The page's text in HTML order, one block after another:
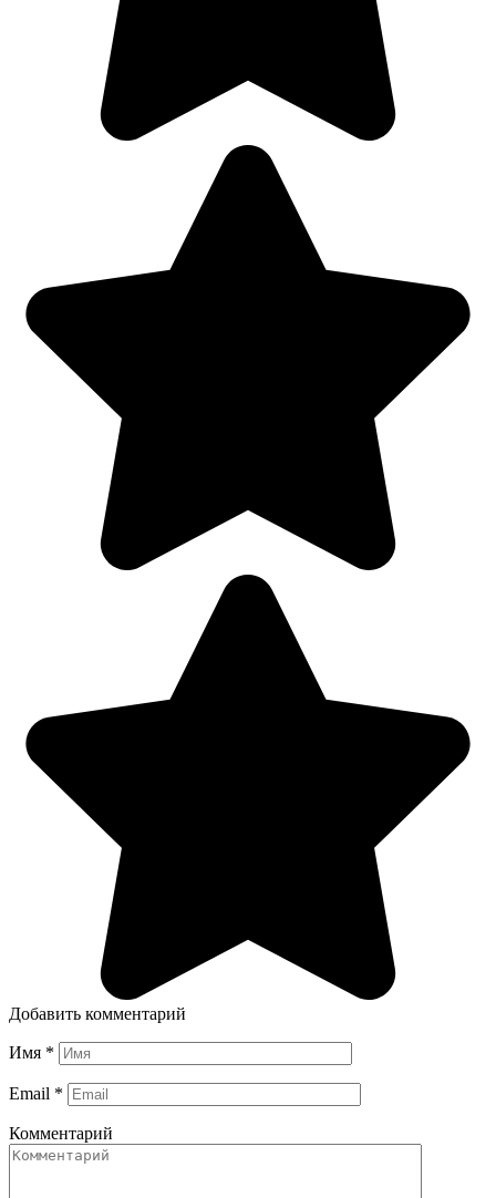
Добавить комментарий
Имя *
Email *
Комментарий